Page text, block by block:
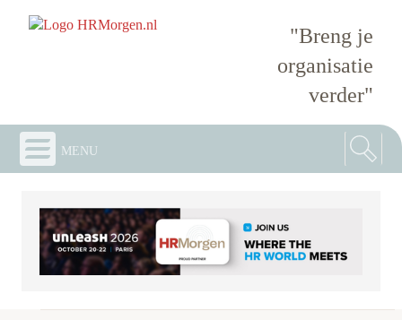
"Breng je
organisatie
verder"
menu